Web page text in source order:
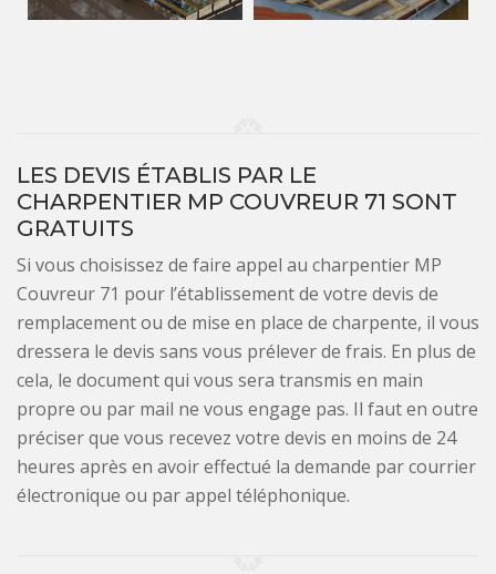
LES DEVIS ÉTABLIS PAR LE
CHARPENTIER MP COUVREUR 71 SONT
GRATUITS
Si vous choisissez de faire appel au charpentier MP
Couvreur 71 pour l’établissement de votre devis de
remplacement ou de mise en place de charpente, il vous
dressera le devis sans vous prélever de frais. En plus de
cela, le document qui vous sera transmis en main
propre ou par mail ne vous engage pas. Il faut en outre
préciser que vous recevez votre devis en moins de 24
heures après en avoir effectué la demande par courrier
électronique ou par appel téléphonique.